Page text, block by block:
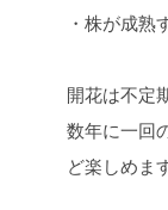
・株が成
開花は不定
数年に一回
ど楽しめます